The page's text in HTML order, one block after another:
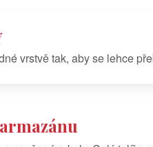
vrstvě tak, aby se lehce